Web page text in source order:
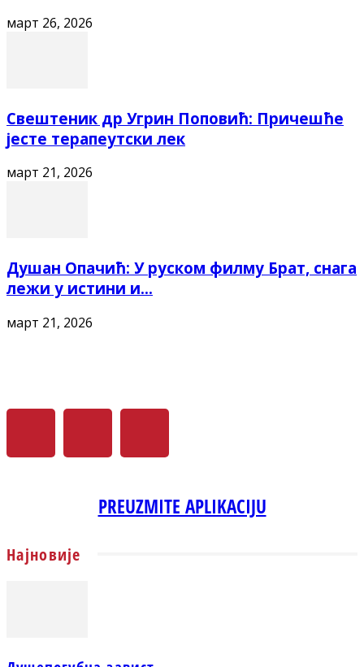
март 26, 2026
Свештеник др Угрин Поповић: Причешће
јесте терапеутски лек
март 21, 2026
Душан Опачић: У руском филму Брат, снага
лежи у истини и...
март 21, 2026
PREUZMITE APLIKACIJU
Најновије